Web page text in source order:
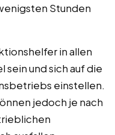
Stunden
in allen
und sich auf die
einstellen.
jedoch je nach